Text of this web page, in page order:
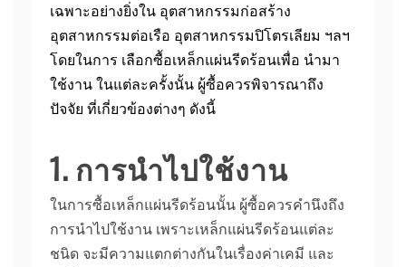
เฉพาะอย่างยิ่งใน อุตสาหกรรมก่อสร้าง
อุตสาหกรรมต่อเรือ อุตสาหกรรมปิโตรเลียม ฯลฯ
โดยในการ เลือกซื้อเหล็กแผ่นรีดร้อนเพื่อ นำมา
ใช้งาน ในแต่ละครั้งนั้น ผู้ซื้อควรพิจารณาถึง
ปัจจัย ที่เกี่ยวข้องต่างๆ ดังนี้
1. การนำไปใช้งาน
ในการซื้อเหล็กแผ่นรีดร้อนนั้น ผู้ซื้อควรคำนึงถึง
การนำไปใช้งาน เพราะเหล็กแผ่นรีดร้อนแต่ละ
ชนิด จะมีความแตกต่างกันในเรื่องค่าเคมี และ